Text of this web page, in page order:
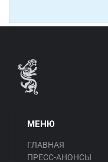
МЕНЮ
ГЛАВНАЯ
ПРЕСС-АНОНСЫ